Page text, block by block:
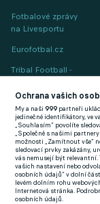
Fotbalové zprávy
na Livesportu
Eurofotbal.cz
Tribal Football -
(EN)
FlashFutbal (SK)
Tenisportal.cz
Tenisové zprávy
na Livesportu
Ochrana vašich
My a naši999 partneři
jedinečné identifikátory, ve
„Souhlasím“ povolíte
„Společně s našimi
možnosti „Zamítnout vše“
sledovací prvky zakázány,
vás nemusejí být
vašich nastavení nebo
osobních údajů“ v dolní
levém dolním rohu
Internetová stránka.
osobních údajů.